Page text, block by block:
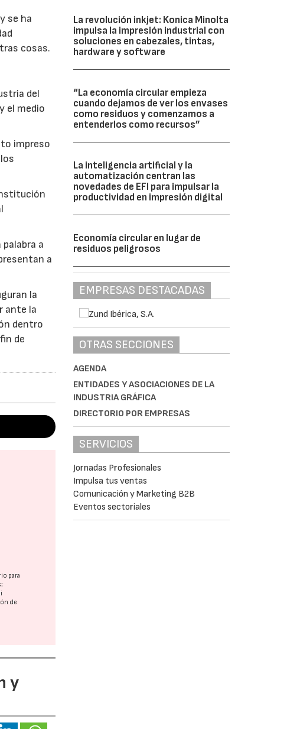
se ha
cosas.
del
el medio
impreso
a
a
la
ante la
dentro
de
para
de
y
La revolución inkjet: Konica Minolta
impulsa la impresión industrial con
soluciones en cabezales, tintas,
hardware y software
“La economía circular empieza
cuando dejamos de ver los envases
como residuos y comenzamos a
entenderlos como recursos”
La inteligencia artificial y la
automatización centran las
novedades de EFI para impulsar la
productividad en impresión digital
Economía circular en lugar de
residuos peligrosos
EMPRESAS DESTACADAS
OTRAS SECCIONES
AGENDA
ENTIDADES Y ASOCIACIONES DE LA
INDUSTRIA GRÁFICA
DIRECTORIO POR EMPRESAS
SERVICIOS
Jornadas Profesionales
Impulsa tus ventas
Comunicación y Marketing B2B
Eventos sectoriales